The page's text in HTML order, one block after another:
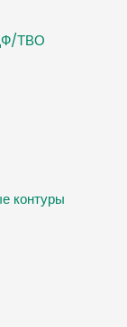
ТВО
контуры